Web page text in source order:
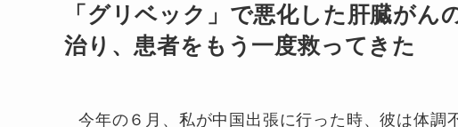
「グリベック」で悪化した肝臓が
治り、患者をもう一度救ってきた
今年の６月、私が中国出張に行った時、彼は体調